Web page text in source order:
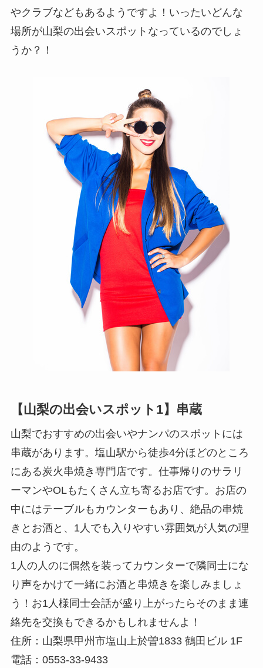
やクラブなどもあるようですよ！いったいどんな
場所が山梨の出会いスポットなっているのでしょ
うか？！
【山梨の出会いスポット1】串蔵
山梨でおすすめの出会いやナンパのスポットには
串蔵があります。塩山駅から徒歩4分ほどのところ
にある炭火串焼き専門店です。仕事帰りのサラリ
ーマンやOLもたくさん立ち寄るお店です。お店の
中にはテーブルもカウンターもあり、絶品の串焼
きとお酒と、1人でも入りやすい雰囲気が人気の理
由のようです。
1人の人のに偶然を装ってカウンターで隣同士にな
り声をかけて一緒にお酒と串焼きを楽しみましょ
う！お1人様同士会話が盛り上がったらそのまま連
絡先を交換もできるかもしれませんよ！
住所：山梨県甲州市塩山上於曽1833 鶴田ビル 1F
電話：0553-33-9433